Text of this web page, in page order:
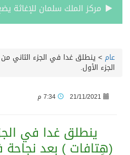
عام > ينطلق غدا في الجزء الثاني
الجزء الأول.
21/11/2021
ينطلق غدا في
(هِتافات ) بعد نجاحة